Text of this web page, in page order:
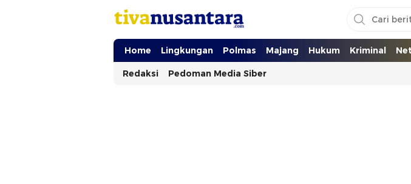
tivanusantara.com
Berita Nusantara
Home Lingkungan Polmas Majang Hukum Kriminal
Redaksi Pedoman Media Siber